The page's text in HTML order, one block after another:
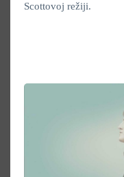
Scottovoj režiji.